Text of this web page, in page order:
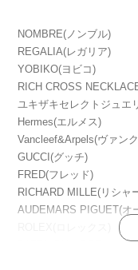
NOMBRE(ノンブル)
REGALIA(レガリア)
YOBIKO(ヨビコ)
RICH CROSS
ユキザキセレクトジュエ
Hermes(エルメス)
Vancleef&Arpels(ヴァン
GUCCI(グッチ)
FRED(フレッド)
RICHARD MILLE(リシ
AUDEMARS PIGUET(
ROLEX(ロレックス)
PATEK PHILIPPE(パ